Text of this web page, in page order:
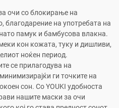
очи со блокирање на
благодарение на употребата на
памук и бамбусова влакна.
кон кожата, туку и дишливи,
ноќен период.
се прилагодува на
ги точките на
сон. Со YOUKI удобноста
нашите маски за очи